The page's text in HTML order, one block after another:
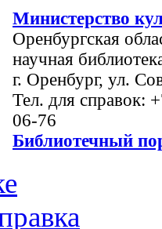
Министерство
Оренбургская
научная
г. Оренбург, ул.
Тел. для справок:
06-76
Библиотечный